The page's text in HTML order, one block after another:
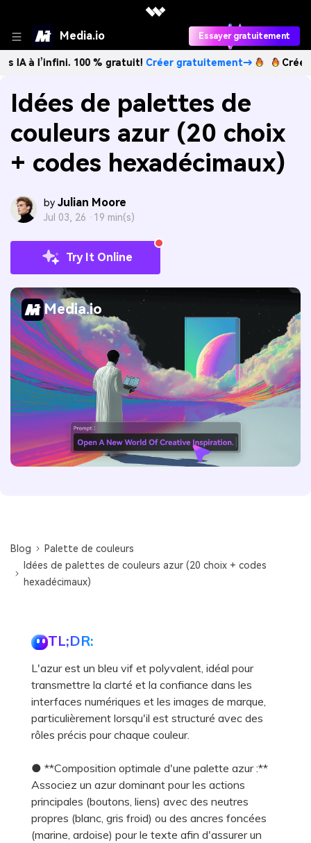
Media.io Essayer gratuitement
100 % gratuit!Créer gratuitement→ Créez des
Idées de palettes de
couleurs azur (20 choix
+ codes hexadécimaux)
by Julian Moore
Jul 03, 26 · 19 min(s)
Try It Online
Media.io
Blog
Palette de couleurs
Idées de palettes de couleurs azur (20 choix + codes
hexadécimaux)
TL;DR:
L'azur est un bleu vif et polyvalent, idéal pour
transmettre la clarté et la confiance dans les
interfaces numériques et les images de marque,
particulièrement lorsqu'il est structuré avec des
rôles précis pour chaque couleur.
● **Composition optimale d'une palette azur :**
Associez un azur dominant pour les actions
principales (boutons, liens) avec des neutres
propres (blanc, gris froid) ou des ancres foncées
(marine, ardoise) pour le texte afin d'assurer un